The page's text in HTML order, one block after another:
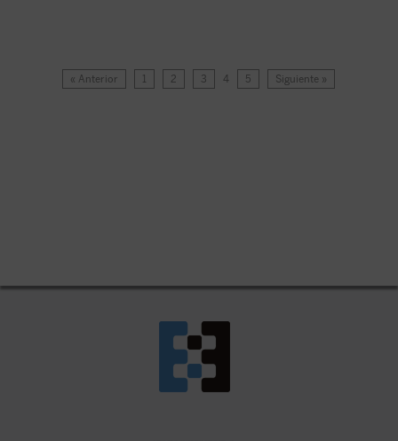
« Anterior 1 2 3 4 5 Siguiente »